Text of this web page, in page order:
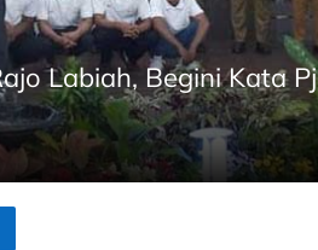
Labiah, Begini Kata Pj